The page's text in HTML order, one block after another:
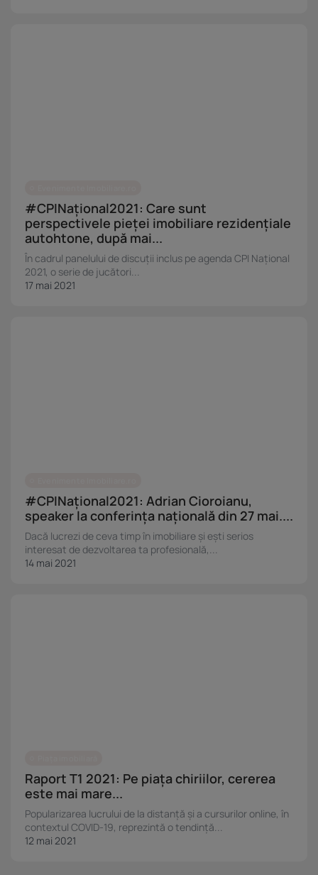
#CPINațional2021: Care sunt
perspectivele pieței imobiliare rezidențiale
autohtone, după mai...
În cadrul panelului de discuții inclus pe agenda CPI Național
2021, o serie de jucători...
17 mai 2021
#CPINațional2021: Adrian Cioroianu,
speaker la conferința națională din 27 mai....
Dacă lucrezi de ceva timp în imobiliare și ești serios
interesat de dezvoltarea ta profesională,...
14 mai 2021
Raport T1 2021: Pe piața chiriilor, cererea
este mai mare...
Popularizarea lucrului de la distanță și a cursurilor online, în
contextul COVID-19, reprezintă o tendință...
12 mai 2021